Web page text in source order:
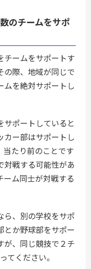
のチームをサポ
チームをサポートす
の際、地域が同じで
ムを絶対サポートし
ポートしていると
カー部はサポートし
当たり前のことです
対戦する可能性があ
ーム同士が対戦する
ら、別の学校をサポ
とか野球部をサポー
が、同じ競技で２チ
てください。